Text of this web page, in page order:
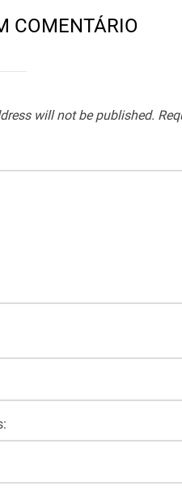
COMENTÁRIO
will not be published.